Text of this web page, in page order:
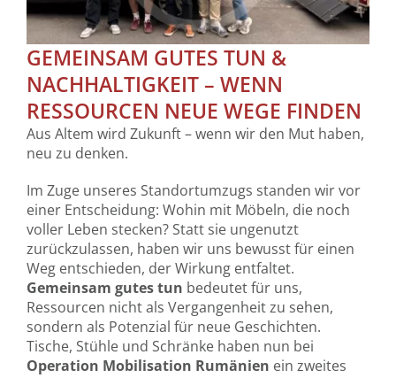
GEMEINSAM GUTES TUN &
NACHHALTIGKEIT – WENN
RESSOURCEN NEUE WEGE FINDEN
Aus Altem wird Zukunft – wenn wir den Mut haben,
neu zu denken.
Im Zuge unseres Standortumzugs standen wir vor
einer Entscheidung: Wohin mit Möbeln, die noch
voller Leben stecken? Statt sie ungenutzt
zurückzulassen, haben wir uns bewusst für einen
Weg entschieden, der Wirkung entfaltet.
Gemeinsam gutes tun bedeutet für uns,
Ressourcen nicht als Vergangenheit zu sehen,
sondern als Potenzial für neue Geschichten.
Tische, Stühle und Schränke haben nun bei
Operation Mobilisation Rumänien ein zweites